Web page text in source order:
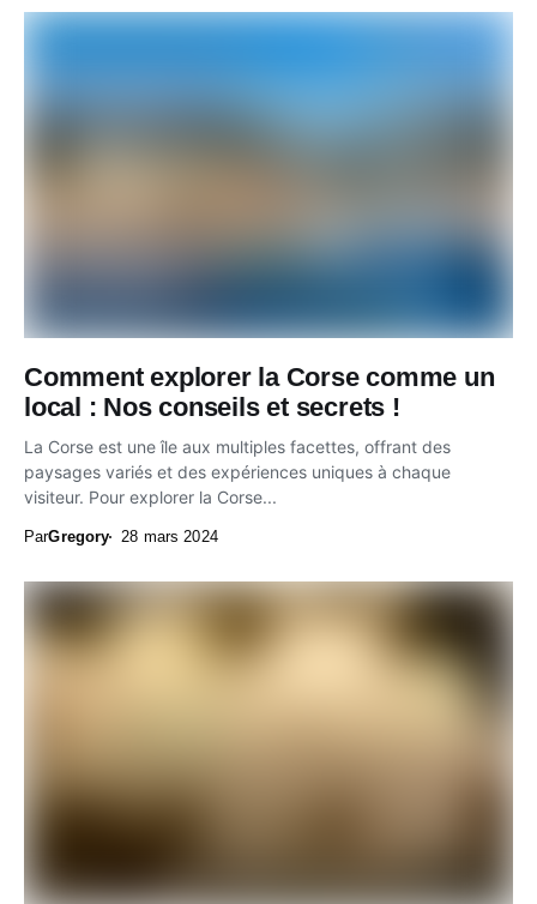
Comment explorer la Corse comme un
local : Nos conseils et secrets !
La Corse est une île aux multiples facettes, offrant des
paysages variés et des expériences uniques à chaque
visiteur. Pour explorer la Corse...
ParGregory 28 mars 2024